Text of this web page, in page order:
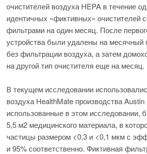
очистителей воздуха HEPA в течение
идентичных «фиктивных» очистителей
фильтрами на один месяц. После
устройства были удалены на месячный
без фильтрации воздуха, а затем
на другой тип очистителя еще на месяц.
В текущем исследовании
воздуха HealthMate производства
использованные в этом исследовании,
5,5 м2 медицинского материала, в
частицы размером <0,3 и <0,1 мкм с
и 95% соответственно. Фиктивная